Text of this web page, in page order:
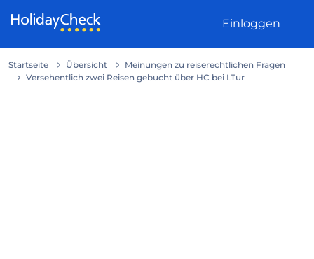
Einloggen
Startseite Übersicht
Meinungen zu reiserechtlichen Fragen
Versehentlich zwei Reisen gebucht über HC bei LTur